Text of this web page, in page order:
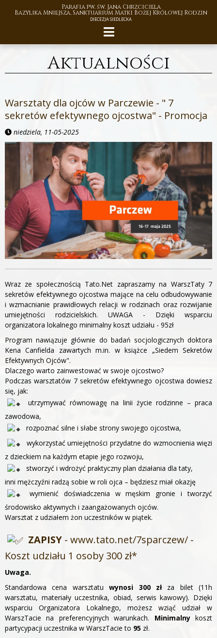
Parafia pw. św. Jana Chrzciciela
Bazylika Mniejsza, Sanktuarium Matki Bożej Królowej Rodzin
DIECEZJA SIEDLECKA
Aktualności
Warsztaty dla ojców w Parczewie - " 7
sekretów efektywnego ojcostwa" - Promocja
niedziela, 11-05-2025
Wraz ze społecznością Tato.Net zapraszamy na WarszTaty 7
sekretów efektywnego ojcostwa mające na celu odbudowywanie
i wzmacnianie prawidłowych relacji w rodzinach oraz rozwijanie
umiejętności rodzicielskich. UWAGA - Dzięki wsparciu
organizatora lokalnego minimalny koszt udziału - 95zł
Program nawiązuje głównie do badań socjologicznych doktora
Kena Canfielda zawartych m.in. w książce „Siedem Sekretów
Efektywnych Ojców".
Dlaczego warto zainwestować w swoje ojcostwo?
Podczas warsztatów 7 sekretów efektywnego ojcostwa dowiesz
się, jak:
utrzymywać równowagę na linii życie rodzinne – praca
zawodowa,
rozpoznać silne i słabe strony swojego ojcostwa,
wykorzystać umiejętności przydatne do wzmocnienia więzi
z dzieckiem na każdym etapie jego rozwoju,
stworzyć i wdrożyć praktyczny plan działania dla taty,
inni mężczyźni radzą sobie w roli ojca – będziesz miał okazję
wymienić doświadczenia w męskim gronie i tworzyć
środowisko aktywnych i zaangażowanych ojców.
Warsztat z udziałem żon uczestników w piątek.
ZAPISY - www.tato.net/7sparczew/ -
Koszt udziału 1 osoby 300 zł*
Uwaga.
Standardowa cena warsztatuwynosi 300 złza bilet (11h
warsztatu, materiały uczestnika, obiad, serwis kawowy). Dzięki
wsparciu Organizatora Lokalnego, możesz wziąć udział w
WarszTacie na preferencyjnych warunkach. Minimalnykoszt
partycypacji uczestnika w WarszTacie to 95 zł.